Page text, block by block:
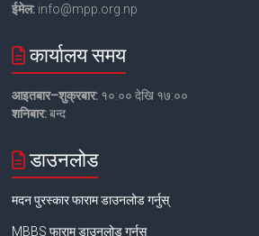
ईमेल: info@mpp.org.np
कार्यालय समय
आइतबार–शुक्रबार: १०:०० देखि १७:००
शनिबार:बन्द
डाउनलोड
मदन पुरस्कार फाराम डाउनलोड गर्नुस्
MBBS फाराम डाउनलोड गर्नुस्